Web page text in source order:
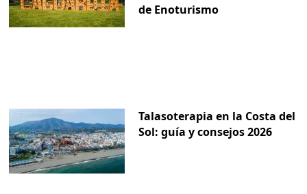
de Enoturismo
Talasoterapia en la Costa del
Sol: guía y consejos 2026